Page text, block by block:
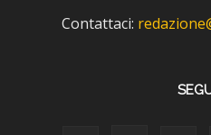
Contattaci: